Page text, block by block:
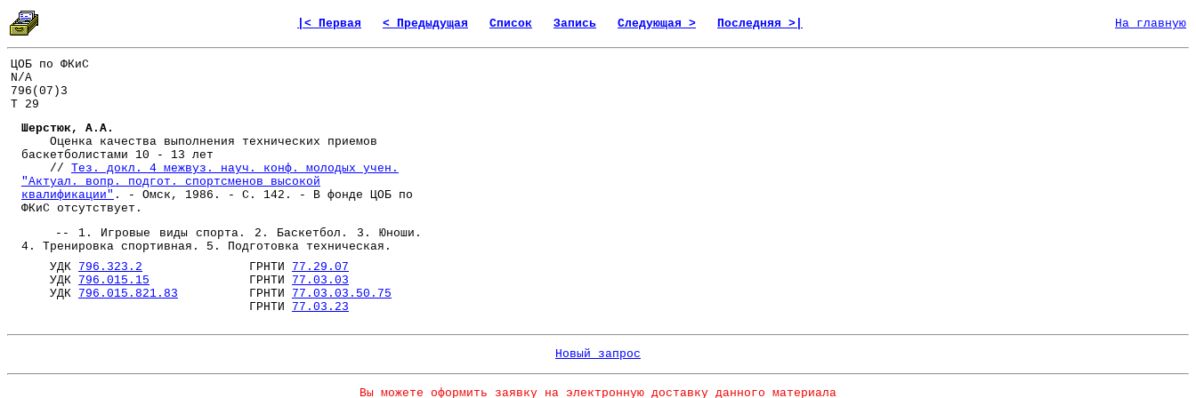
|< Первая < Предыдущая Список Запись Следующая > Последняя >| На главную
ЦОБ по ФКиС
N/A
796(07)3
Т 29
Шерстюк, А.А.
Оценка качества выполнения технических приемов
баскетболистами 10 - 13 лет
// Тез. докл. 4 межвуз. науч. конф. молодых учен.
"Актуал. вопр. подгот. спортсменов высокой
квалификации" . - Омск, 1986. - С. 142. - В фонде ЦОБ по
ФКиС отсутствует.
-- 1. Игровые виды спорта. 2. Баскетбол. 3. Юноши.
4. Тренировка спортивная. 5. Подготовка техническая.
УДК 796.323.2 ГРНТИ 77.29.07
УДК 796.015.15 ГРНТИ 77.03.03
УДК 796.015.821.83 ГРНТИ 77.03.03.50.75
ГРНТИ 77.03.23
Новый запрос
Вы можете оформить заявку на электронную доставку данного материала